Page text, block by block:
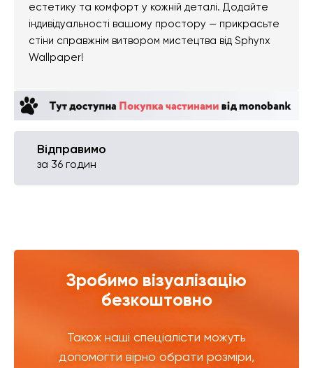
естетику та комфорт у кожній деталі. Додайте
індивідуальності вашому простору — прикрасьте
стіни справжнім витвором мистецтва від Sphynx
Wallpaper!
Відправимо
за 36 годин
Зробимо візуалізацію
безкоштовно
Також наші спеціалісти можуть
допомогти вірно обрати розміри,